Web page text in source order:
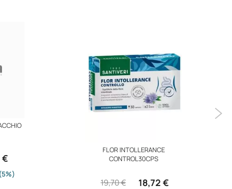
€
FLOR INTOLLERANCE
CONTROL30CPS
18,72 €
19,70 €